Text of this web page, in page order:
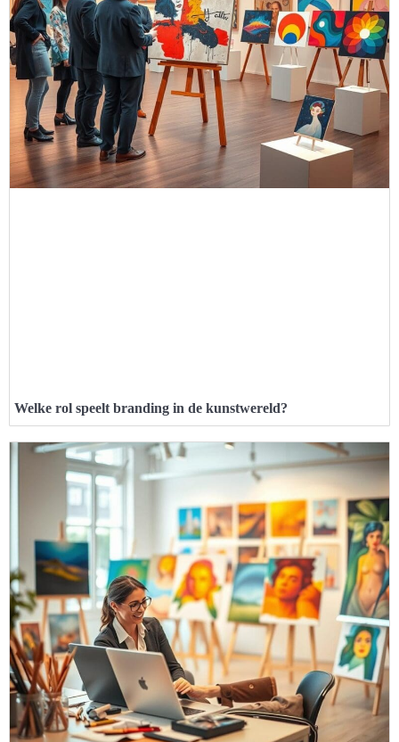
Welke rol speelt branding in de kunstwereld?